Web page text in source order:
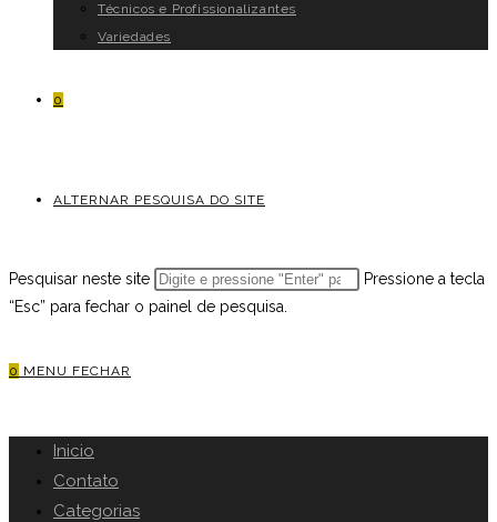
Técnicos e Profissionalizantes
Variedades
0
ALTERNAR PESQUISA DO SITE
Pesquisar neste site
Pressione a tecla
“Esc” para fechar o painel de pesquisa.
0 MENU FECHAR
Inicio
Contato
Categorias